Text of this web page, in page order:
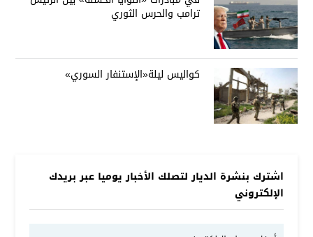
ترامب والحرس الثوري
كواليس ليلة«الإستنفار السوري»
اشترك بنشرة الديار لتصلك الأخبار يوميا عبر بريدك
الإلكتروني